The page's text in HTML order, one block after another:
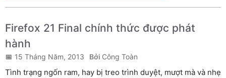
Firefox 21 Final chính thức được phát
hành
15 Tháng Năm, 2013 Công Toàn
Tình trạng ngốn ram, hay bị treo trình duyệt, mượt mà và nhẹ